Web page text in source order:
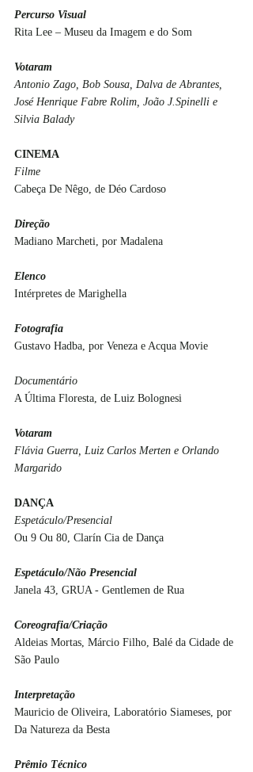
Percurso Visual
Rita Lee – Museu da Imagem e do Som
Votaram
Antonio Zago, Bob Sousa, Dalva de Abrantes,
José Henrique Fabre Rolim, João J.Spinelli e
Silvia Balady
CINEMA
Filme
Cabeça De Nêgo, de Déo Cardoso
Direção
Madiano Marcheti, por Madalena
Elenco
Intérpretes de Marighella
Fotografia
Gustavo Hadba, por Veneza e Acqua Movie
Documentário
A Última Floresta, de Luiz Bolognesi
Votaram
Flávia Guerra, Luiz Carlos Merten e Orlando
Margarido
DANÇA
Espetáculo/Presencial
Ou 9 Ou 80, Clarín Cia de Dança
Espetáculo/Não Presencial
Janela 43, GRUA - Gentlemen de Rua
Coreografia/Criação
Aldeias Mortas, Márcio Filho, Balé da Cidade de
São Paulo
Interpretação
Mauricio de Oliveira, Laboratório Siameses, por
Da Natureza da Besta
Prêmio Técnico